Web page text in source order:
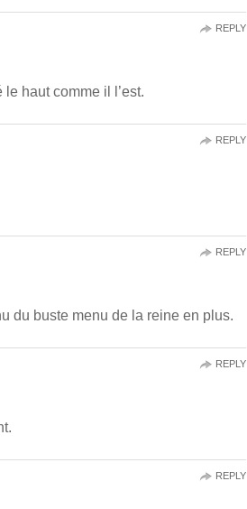
haut comme il l’est.
REPLY
REPLY
du buste menu de la reine en plus.
REPLY
REPLY
REPLY